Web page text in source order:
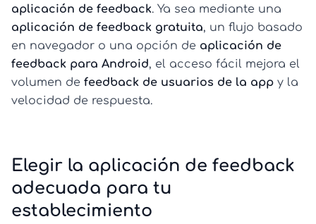
aplicación de feedback. Ya sea mediante una
aplicación de feedback gratuita, un flujo basado
en navegador o una opción de aplicación de
feedback para Android, el acceso fácil mejora el
volumen de feedback de usuarios de la app y la
velocidad de respuesta.
Elegir la aplicación de feedback
adecuada para tu
establecimiento